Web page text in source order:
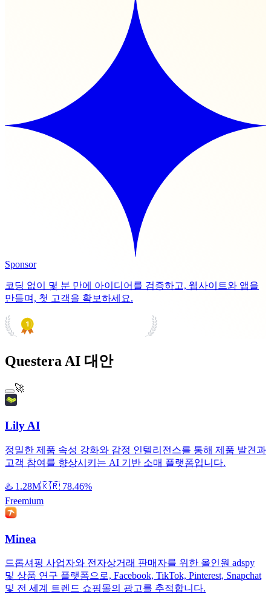
Sponsor
코딩 없이 몇 분 만에 아이디어를 검증하고, 웹사이트와 앱을
만들며, 첫 고객을 확보하세요.
Questera AI 대안
🚀
Lily AI
정밀한 제품 속성 강화와 감정 인텔리전스를 통해 제품 발견과
고객 참여를 향상시키는 AI 기반 소매 플랫폼입니다.
♨️ 1.28M🇰🇷 78.46%
Freemium
Minea
드롭셔핑 사업자와 전자상거래 판매자를 위한 올인원 adspy
및 상품 연구 플랫폼으로, Facebook, TikTok, Pinterest, Snapchat
및 전 세계 트렌드 쇼핑몰의 광고를 추적합니다.